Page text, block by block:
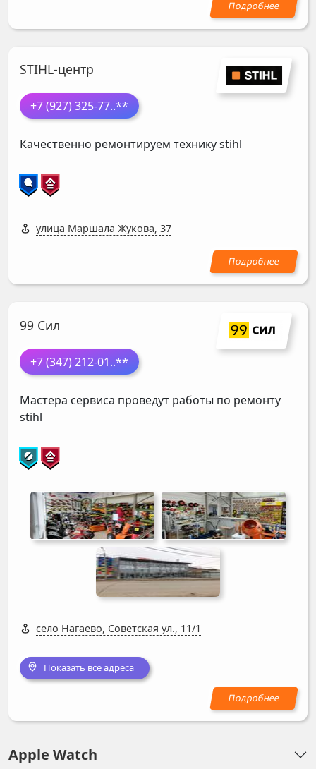
STIHL-центр
+7 (927) 325-77..**
Качественно ремонтируем технику stihl
улица Маршала Жукова, 37
99 Сил
+7 (347) 212-01..**
Мастера сервиса проведут работы по ремонту
stihl
село Нагаево, Советская ул., 11/1
Показать все адреса
Apple Watch